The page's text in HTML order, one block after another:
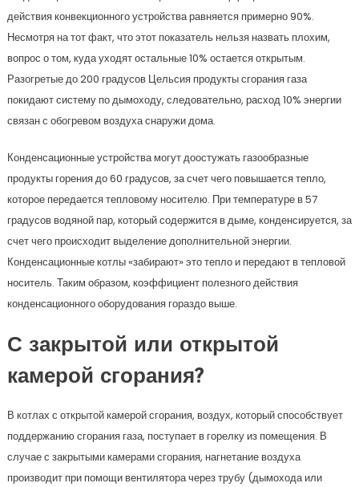
действия конвекционного устройства равняется примерно 90%.
Несмотря на тот факт, что этот показатель нельзя назвать плохим,
вопрос о том, куда уходят остальные 10% остается открытым.
Разогретые до 200 градусов Цельсия продукты сгорания газа
покидают систему по дымоходу, следовательно, расход 10% энергии
связан с обогревом воздуха снаружи дома.
Конденсационные устройства могут доостужать газообразные
продукты горения до 60 градусов, за счет чего повышается тепло,
которое передается тепловому носителю. При температуре в 57
градусов водяной пар, который содержится в дыме, конденсируется, за
счет чего происходит выделение дополнительной энергии.
Конденсационные котлы «забирают» это тепло и передают в тепловой
носитель. Таким образом, коэффициент полезного действия
конденсационного оборудования гораздо выше.
С закрытой или открытой
камерой сгорания?
В котлах с открытой камерой сгорания, воздух, который способствует
поддержанию сгорания газа, поступает в горелку из помещения. В
случае с закрытыми камерами сгорания, нагнетание воздуха
производит при помощи вентилятора через трубу (дымохода или